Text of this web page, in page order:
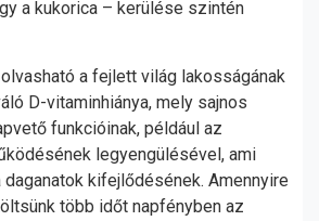
a kukorica – kerülése szintén
a fejlett világ lakosságának
D-vitaminhiánya, mely sajnos
funkcióinak, például az
legyengülésével, ami
kifejlődésének. Amennyire
több időt napfényben az